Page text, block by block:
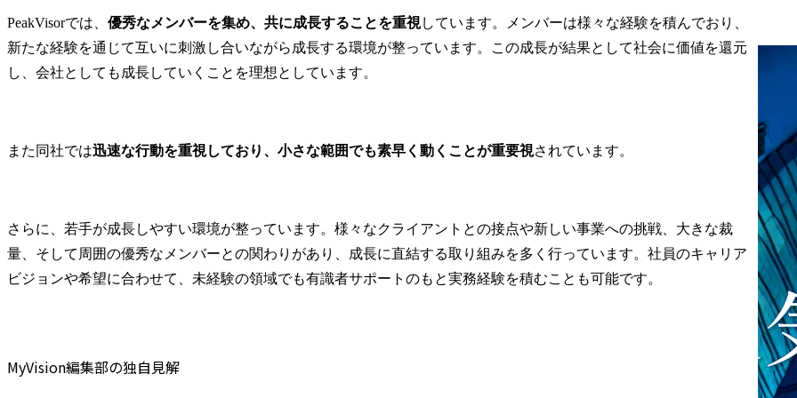
PeakVisorでは、 優秀なメンバーを集め、共に成長することを重視しています。メンバーは様々な経験を積んでおり、
新たな経験を通じて互いに刺激し合いながら成長する環境が整っています。この成長が結果として社会に価値を還元
し、会社としても成長していくことを理想としています。
また同社では迅速な行動を重視しており、小さな範囲でも素早く動くことが重要視されています。
さらに、若手が成長しやすい環境が整っています。様々なクライアントとの接点や新しい事業への挑戦、大きな裁
量、そして周囲の優秀なメンバーとの関わりがあり、成長に直結する取り組みを多く行っています。社員のキャリア
ビジョンや希望に合わせて、未経験の領域でも有識者サポートのもと実務経験を積むことも可能です。
MyVision編集部の独自見解